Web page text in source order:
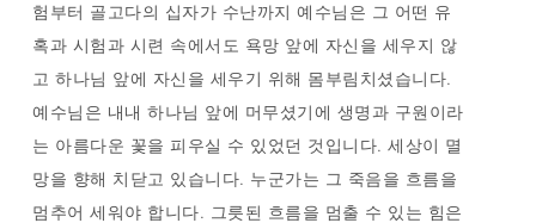
험부터 골고다의 십자가 수난까지 예수님은 그 어떤 유
혹과 시험과 시련 속에서도 욕망 앞에 자신을 세우지 않
고 하나님 앞에 자신을 세우기 위해 몸부림치셨습니다.
예수님은 내내 하나님 앞에 머무셨기에 생명과 구원이라
는 아름다운 꽃을 피우실 수 있었던 것입니다. 세상이 멸
망을 향해 치닫고 있습니다. 누군가는 그 죽음을 흐름을
멈추어 세워야 합니다. 그릇된 흐름을 멈출 수 있는 힘은